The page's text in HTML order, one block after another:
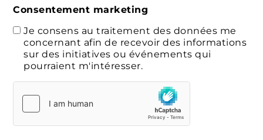
Consentement marketing
Je consens au traitement des données me
concernant afin de recevoir des informations
sur des initiatives ou événements qui
pourraient m'intéresser.